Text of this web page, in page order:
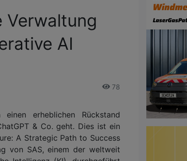
Verwaltung
AI
78
erheblichen Rückstand
& Co. geht. Dies ist ein
A Strategic Path to Success
von SAS, einem der weltweit